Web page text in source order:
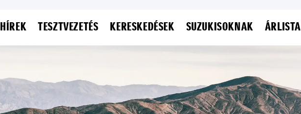
HÍREK TESZTVEZETÉS KERESKEDÉSEK SUZUKISOKNAK ÁRLISTA